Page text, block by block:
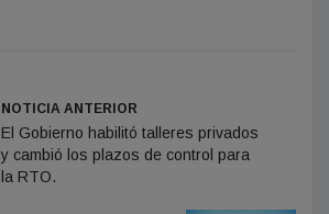
NOTICIA ANTERIOR
El Gobierno habilitó talleres privados
y cambió los plazos de control para
la RTO.